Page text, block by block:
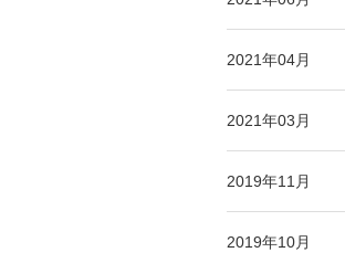
2021年04月
2021年03月
2019年11月
2019年10月